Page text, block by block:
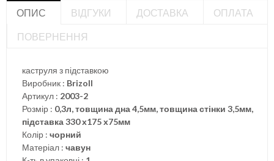
ОПИС ВІДГУКИ ДОСТАВКА
ОПЛАТА
ПОВЕРНЕННЯ
каструля з підставкою
Виробник : Brizoll
Артикул : 2003-2
Розмір : 0,3л, товщина дна 4,5мм, товщина стінки 3,5мм,
підставка 330 х175 х75мм
Колір : чорний
Матеріал : чавун